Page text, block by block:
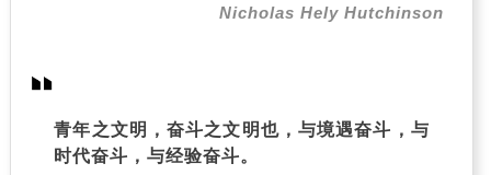
Nicholas Hely Hutchinson
青年之文明，奋斗之文明也，与境遇奋斗，与
时代奋斗，与经验奋斗。